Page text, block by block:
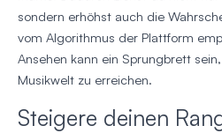
sondern erhöhst auch die
vom Algorithmus der Plattform
Ansehen kann ein Sprungbrett
Musikwelt zu erreichen.
Steigere deinen